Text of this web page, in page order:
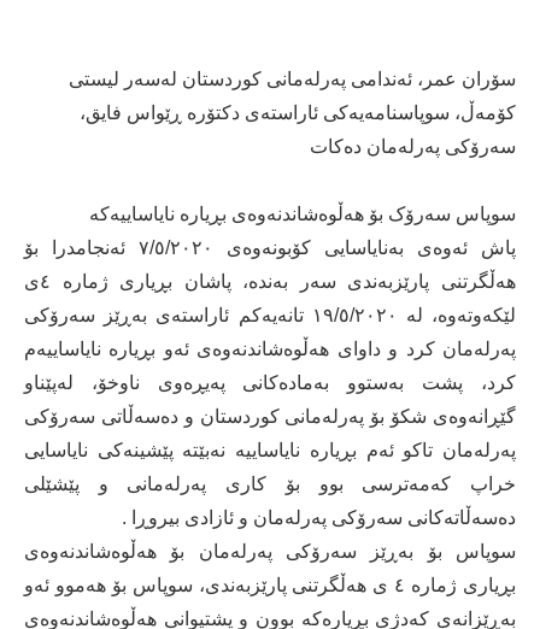
سۆران عمر، ئەندامی پەرلەمانی كوردستان لەسەر لیستی
كۆمەڵ، سوپاسنامەیەكی ئاراستەی دكتۆرە ڕێواس فایق،
سەرۆكی پەرلەمان دەكات
سوپاس سەرۆک بۆ هەڵوەشاندنەوەی بڕیارە نایاساییەکە
پاش ئەوەی بەنایاسایی کۆبونەوەی ٧/٥/٢٠٢٠ ئەنجامدرا بۆ
ھەڵگرتنی پارێزبەندی سەر بەندە، پاشان بڕیاری ژمارە ٤ی
لێکەوتەوە، لە ١٩/٥/٢٠٢٠ تانەیەکم ئاراستەی بەڕێز سەرۆکی
پەرلەمان کرد و داوای ھەڵوەشاندنەوەی ئەو بڕیارە نایاساییەم
کرد، پشت بەستوو بەمادەکانی پەیڕەوی ناوخۆ، لەپێناو
گێڕانەوەی شکۆ بۆ پەرلەمانی کوردستان و دەسەڵاتی سەرۆکی
پەرلەمان تاکو ئەم بڕیارە نایاساییە نەبێتە پێشینەکی نایاسایی
خراپ کەمەترسی بوو بۆ کاری پەرلەمانی و پێشێلی
دەسەڵاتەکانی سەرۆکی پەرلەمان و ئازادی بیروڕا .
سوپاس بۆ بەڕێز سەرۆکی پەرلەمان بۆ ھەڵوەشاندنەوەی
بڕیاری ژمارە ٤ ی ھەڵگرتنی پارێزبەندی، سوپاس بۆ ھەموو ئەو
بەڕێزانەی کەدژی بڕیارەکە بوون و پشتیوانی ھەڵوەشاندنەوەی